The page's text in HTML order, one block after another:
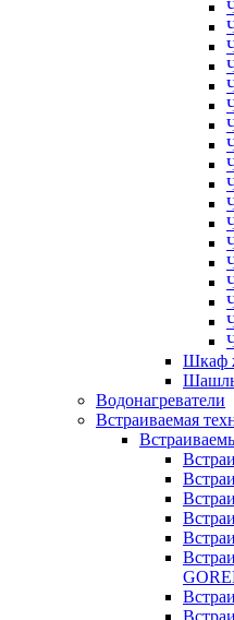
Шкаф
Водонагреватели
Встраиваемая